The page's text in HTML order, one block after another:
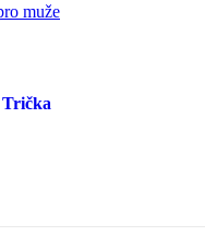
muže
Trička